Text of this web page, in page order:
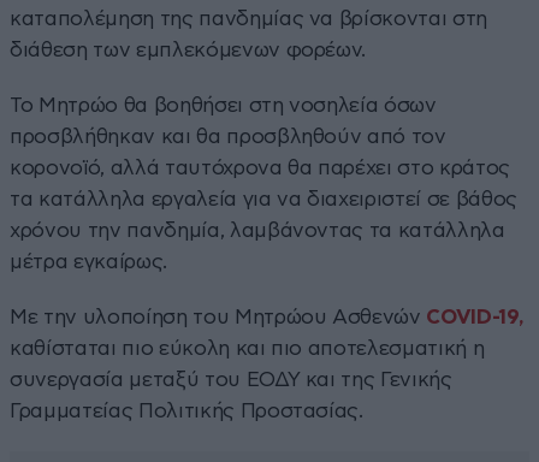
καταπολέμηση της πανδημίας να βρίσκονται στη
διάθεση των εμπλεκόμενων φορέων.
Το Μητρώο θα βοηθήσει στη νοσηλεία όσων
προσβλήθηκαν και θα προσβληθούν από τον
κορονοϊό, αλλά ταυτόχρονα θα παρέχει στο κράτος
τα κατάλληλα εργαλεία για να διαχειριστεί σε βάθος
χρόνου την πανδημία, λαμβάνοντας τα κατάλληλα
μέτρα εγκαίρως.
Με την υλοποίηση του Μητρώου Ασθενών COVID-19,
καθίσταται πιο εύκολη και πιο αποτελεσματική η
συνεργασία μεταξύ του ΕΟΔΥ και της Γενικής
Γραμματείας Πολιτικής Προστασίας.